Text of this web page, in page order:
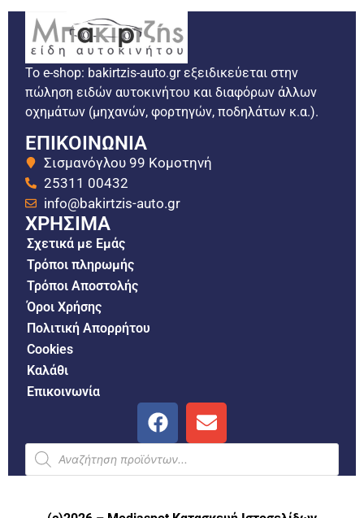
Το e-shop: bakirtzis-auto.gr εξειδικεύεται στην
πώληση ειδών αυτοκινήτου και διαφόρων άλλων
οχημάτων (μηχανών, φορτηγών, ποδηλάτων κ.α.).
ΕΠΙΚΟΙΝΩΝΙΑ
Σισμανόγλου 99 Κομοτηνή
25311 00432
info@bakirtzis-auto.gr
ΧΡΗΣΙΜΑ
Σχετικά με Εμάς
Τρόποι πληρωμής
Τρόποι Αποστολής
Όροι Χρήσης
Πολιτική Απορρήτου
Cookies
Καλάθι
Επικοινωνία